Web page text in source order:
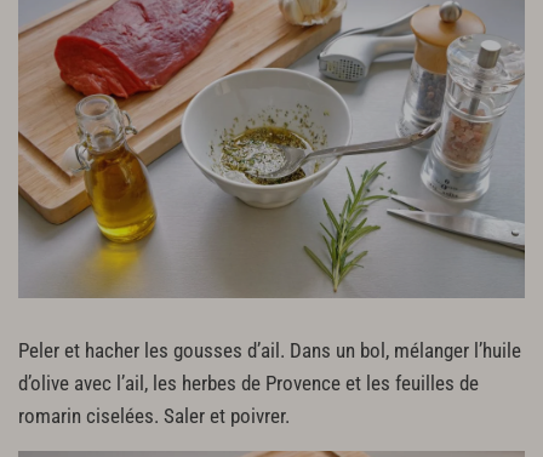
Peler et hacher les gousses d’ail. Dans un bol, mélanger l’huile
d’olive avec l’ail, les herbes de Provence et les feuilles de
romarin ciselées. Saler et poivrer.